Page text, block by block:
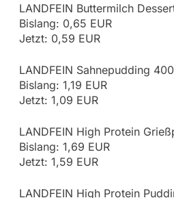
LANDFEIN Buttermilch
Bislang: 0,65 EUR
Jetzt: 0,59 EUR
LANDFEIN Sahnepudding
Bislang: 1,19 EUR
Jetzt: 1,09 EUR
LANDFEIN High Protein
Bislang: 1,69 EUR
Jetzt: 1,59 EUR
LANDFEIN High Protein